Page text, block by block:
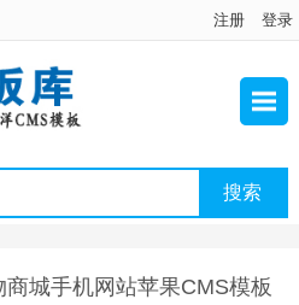
注册 登录
城手机网站苹果CMS模板